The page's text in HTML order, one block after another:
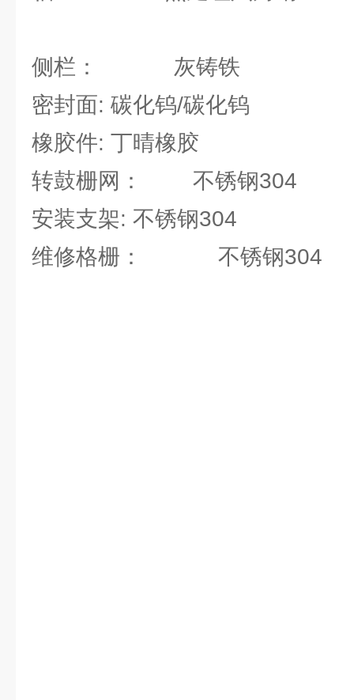
侧栏： 灰铸铁
密封面: 碳化钨/碳化钨
橡胶件: 丁晴橡胶
转鼓栅网： 不锈钢304
安装支架: 不锈钢304
维修格栅： 不锈钢304